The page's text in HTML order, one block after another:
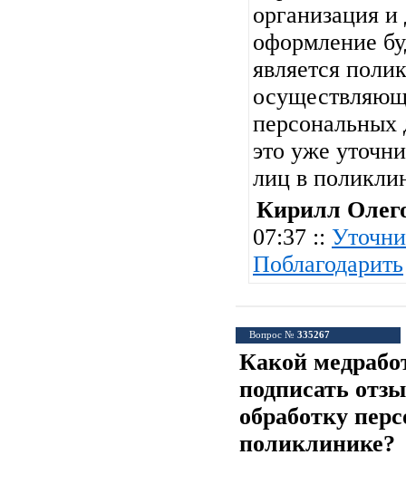
организация
оформление
является
это уже
лиц в
Кирилл
07:37 ::
Поблагодарить
Вопрос № 335267
Какой
подписать
обработку
поликлинике?